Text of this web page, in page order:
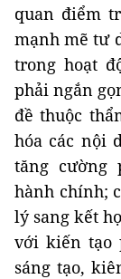
quan điểm
mạnh mẽ tư
trong hoạt
phải ngắn
đề thuộc
hóa các nội
tăng cường
hành chính;
lý sang kết
với kiến tạo
sáng tạo,